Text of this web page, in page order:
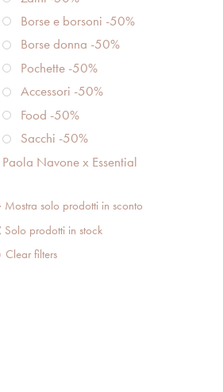
Borse e borsoni -50%
Borse donna -50%
Pochette -50%
Accessori -50%
Food -50%
Sacchi -50%
Paola Navone x Essential
Mostra solo prodotti in sconto
Solo prodotti in stock
Clear filters